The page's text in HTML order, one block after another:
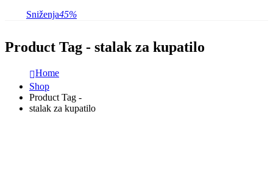
Sniženja45%
Product Tag - stalak za kupatilo
Home
Shop
Product Tag -
stalak za kupatilo